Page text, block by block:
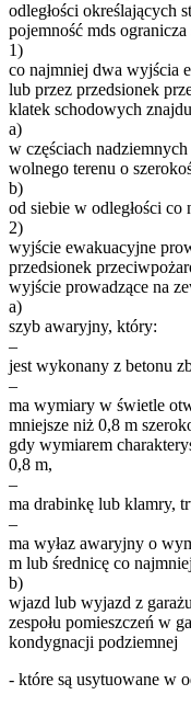
odległości określających
pojemność mds
1)
co najmniej dwa wyjścia
lub przez przedsionek
klatek schodowych
a)
w częściach
wolnego terenu o
b)
od siebie w odległości
2)
wyjście ewakuacyjne
przedsionek
wyjście prowadzące na
a)
szyb awaryjny, który:
–
jest wykonany z betonu
–
ma wymiary w świetle
mniejsze niż 0,8 m
gdy wymiarem
0,8 m,
–
ma drabinkę lub klamry,
–
ma wyłaz awaryjny o
m lub średnicę co
b)
wjazd lub wyjazd z
zespołu pomieszczeń w
kondygnacji podziemnej
- które są usytuowane w